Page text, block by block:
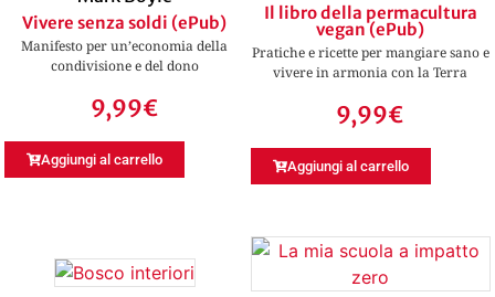
Vivere senza soldi (ePub)
Manifesto per un’economia della
condivisione e del dono
9,99€
Aggiungi al carrello
Il libro della permacultura
vegan (ePub)
Pratiche e ricette per mangiare sano e
vivere in armonia con la Terra
9,99€
Aggiungi al carrello